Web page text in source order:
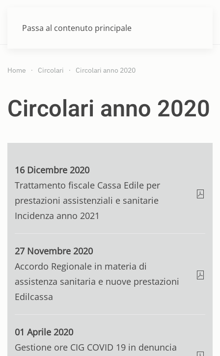
Passa al contenuto principale
Home Circolari Circolari anno 2020
Circolari anno 2020
16 Dicembre 2020
Trattamento fiscale Cassa Edile per
prestazioni assistenziali e sanitarie
Incidenza anno 2021
27 Novembre 2020
Accordo Regionale in materia di
assistenza sanitaria e nuove prestazioni
Edilcassa
01 Aprile 2020
Gestione ore CIG COVID 19 in denuncia